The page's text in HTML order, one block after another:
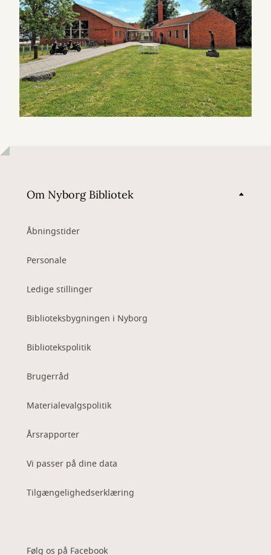
Om Nyborg Bibliotek
Åbningstider
Personale
Ledige stillinger
Biblioteksbygningen i Nyborg
Bibliotekspolitik
Brugerråd
Materialevalgspolitik
Årsrapporter
Vi passer på dine data
Tilgængelighedserklæring
Følg os på Facebook